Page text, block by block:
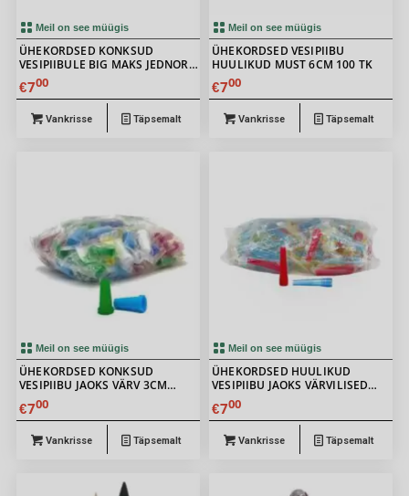
Meil on see müügis
ÜHEKORDSED KONKSUD
VESIPIIBULE BIG MAKS JEDNOR
BLACK 100TK
€700
Vankrisse Täpsemalt
Meil on see müügis
ÜHEKORDSED VESIPIIBU
HUULIKUD MUST 6CM 100 TK
€700
Vankrisse Täpsemalt
Meil on see müügis
ÜHEKORDSED KONKSUD
VESIPIIBU JAOKS VÄRV 3CM
100TK
€700
Vankrisse Täpsemalt
Meil on see müügis
ÜHEKORDSED HUULIKUD
VESIPIIBU JAOKS VÄRVILISED
6CM 100 TK
€700
Vankrisse Täpsemalt